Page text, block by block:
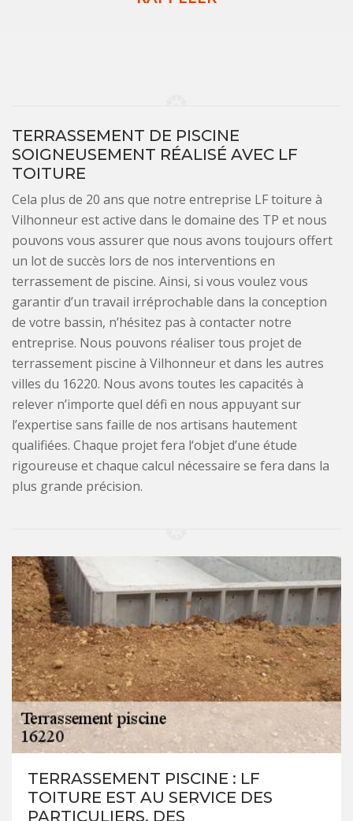
TERRASSEMENT DE PISCINE
SOIGNEUSEMENT RÉALISÉ AVEC LF
TOITURE
Cela plus de 20 ans que notre entreprise LF toiture à
Vilhonneur est active dans le domaine des TP et nous
pouvons vous assurer que nous avons toujours offert
un lot de succès lors de nos interventions en
terrassement de piscine. Ainsi, si vous voulez vous
garantir d’un travail irréprochable dans la conception
de votre bassin, n’hésitez pas à contacter notre
entreprise. Nous pouvons réaliser tous projet de
terrassement piscine à Vilhonneur et dans les autres
villes du 16220. Nous avons toutes les capacités à
relever n’importe quel défi en nous appuyant sur
l’expertise sans faille de nos artisans hautement
qualifiées. Chaque projet fera l‘objet d’une étude
rigoureuse et chaque calcul nécessaire se fera dans la
plus grande précision.
TERRASSEMENT PISCINE : LF
TOITURE EST AU SERVICE DES
PARTICULIERS, DES